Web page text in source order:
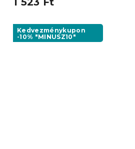
Kedvezménykupon
-10% "MINUSZ10"